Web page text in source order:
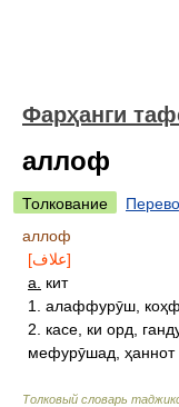
Фарҳанги
аллоф
Толкование
аллоф
[علاف]
а.
кит
1. алаффурӯш,
2. касе, ки орд,
мефурӯшад, ҳаннот
Толковый словарь